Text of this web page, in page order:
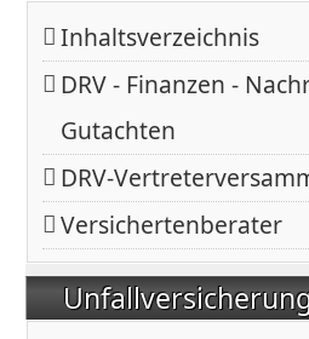
Inhaltsverzeichnis
DRV - Finanzen -
Gutachten
DRV-
Versichertenberater